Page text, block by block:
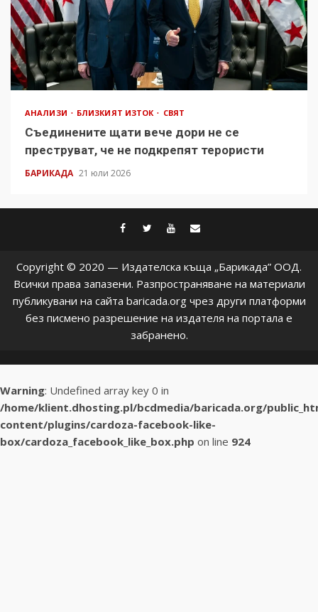
АНАЛИЗИ БЛИЗКИЯТ ИЗТОК СВЯТ
Съединените щати вече дори не се
преструват, че не подкрепят терористи
БАРИКАДА 21 юли 2026
facebook
twitter
youtube
Copyright © 2020 — Издателска къща „Барикада” ООД.
Всички права запазени. Разпространяване на материали
публикувани на сайта baricada.org чрез други платформи
без писмено разрешение на издателя на портала е
забранено.
Warning: Undefined array key 0 in
/home/klient.dhosting.pl/bcdmedia/baricada.org/
content/plugins/cardoza-facebook-like-
box/cardoza_facebook_like_box.php on line 924